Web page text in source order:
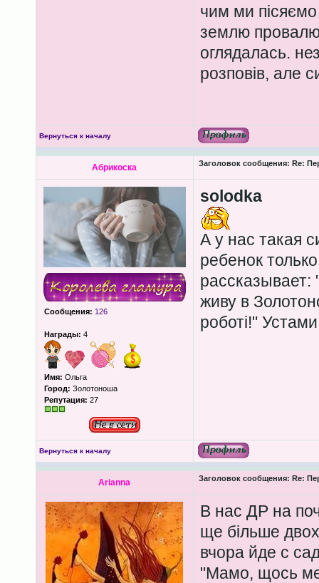
чим ми пісяємо
землю
оглядалась.
розповів, але
Вернуться к началу
Абрикоска Заголовок сообщения: Re:
Сообщения: 126
Награды: 4
Имя: Ольга
Город: Золотоноша
Репутация: 27
solodka
А у нас такая
ребенок
живу в
роботі!"
Вернуться к началу
Arianna Заголовок сообщения: Re:
В нас ДР на
ще більше
вчора йде с
"Мамо, щось